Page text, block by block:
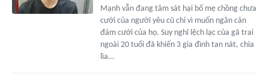
Mạnh vẫn đang tâm sát hại bố mẹ chồng chưa
cưới của người yêu cũ chỉ vì muốn ngăn cản
đám cưới của họ. Suy nghĩ lệch lạc của gã trai
ngoài 20 tuổi đã khiến 3 gia đình tan nát, chia
lìa…